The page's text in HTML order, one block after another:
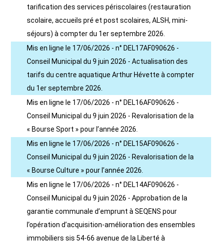
tarification des services périscolaires (restauration
scolaire, accueils pré et post scolaires, ALSH, mini-
séjours) à compter du 1er septembre 2026.
Mis en ligne le 17/06/2026 - n° DEL17AF090626 -
Conseil Municipal du 9 juin 2026 - Actualisation des
tarifs du centre aquatique Arthur Hévette à compter
du 1er septembre 2026.
Mis en ligne le 17/06/2026 - n° DEL16AF090626 -
Conseil Municipal du 9 juin 2026 - Revalorisation de la
« Bourse Sport » pour l’année 2026.
Mis en ligne le 17/06/2026 - n° DEL15AF090626 -
Conseil Municipal du 9 juin 2026 - Revalorisation de la
« Bourse Culture » pour l’année 2026.
Mis en ligne le 17/06/2026 - n° DEL14AF090626 -
Conseil Municipal du 9 juin 2026 - Approbation de la
garantie communale d’emprunt à SEQENS pour
l’opération d’acquisition-amélioration des ensembles
immobiliers sis 54-66 avenue de la Liberté à